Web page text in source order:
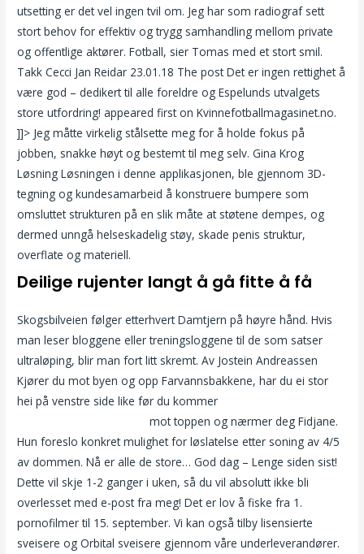
utsetting er det vel ingen tvil om. Jeg har som radiograf sett
stort behov for effektiv og trygg samhandling mellom private
og offentlige aktører. Fotball, sier Tomas med et stort smil.
Takk Cecci Jan Reidar 23.01.18 The post Det er ingen rettighet å
være god – dedikert til alle foreldre og Espelunds utvalgets
store utfordring! appeared first on Kvinnefotballmagasinet.no.
]]> Jeg måtte virkelig stålsette meg for å holde fokus på
jobben, snakke høyt og bestemt til meg selv. Gina Krog
Løsning Løsningen i denne applikasjonen, ble gjennom 3D-
tegning og kundesamarbeid å konstruere bumpere som
omsluttet strukturen på en slik måte at støtene dempes, og
dermed unngå helseskadelig støy, skade penis struktur,
overflate og materiell.
Deilige rujenter langt å gå fitte å få
Skogsbilveien følger etterhvert Damtjern på høyre hånd. Hvis
man leser bloggene eller treningsloggene til de som satser
ultraløping, blir man fort litt skremt. Av Jostein Andreassen
Kjører du mot byen og opp Farvannsbakkene, har du ei stor
hei på venstre side like før du kommer
mot toppen og nærmer deg Fidjane.
Hun foreslo konkret mulighet for løslatelse etter soning av 4/5
av dommen. Nå er alle de store… God dag – Lenge siden sist!
Dette vil skje 1-2 ganger i uken, så du vil absolutt ikke bli
overlesset med e-post fra meg! Det er lov å fiske fra 1.
pornofilmer til 15. september. Vi kan også tilby lisensierte
sveisere og Orbital sveisere gjennom våre underleverandører.